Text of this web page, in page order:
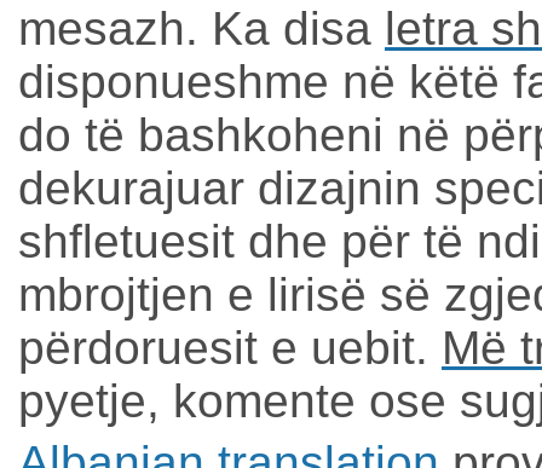
mesazh. Ka disa letra
disponueshme në këtë
do të bashkoheni në
dekurajuar dizajnin
shfletuesit dhe për të
mbrojtjen e lirisë së
përdoruesit e uebit. Më
pyetje, komente ose